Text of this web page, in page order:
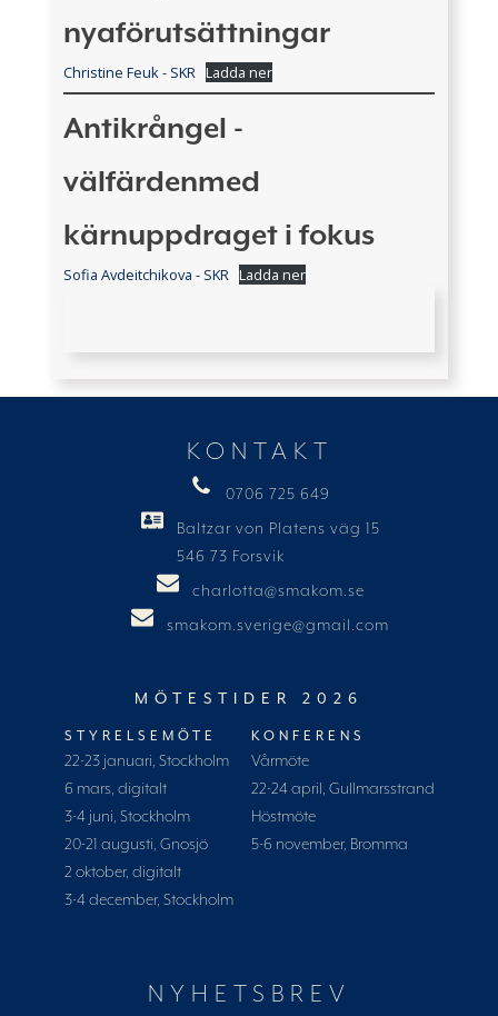
nyaförutsättningar
Christine Feuk - SKR Ladda ner
Antikrångel -
välfärdenmed
kärnuppdraget i fokus
Sofia Avdeitchikova - SKR Ladda ner
KONTAKT
0706 725 649
Baltzar von Platens väg 15
546 73 Forsvik
charlotta@smakom.se
smakom.sverige@gmail.com
MÖTESTIDER 2026
STYRELSEMÖTE
22-23 januari, Stockholm
6 mars, digitalt
3-4 juni, Stockholm
20-21 augusti, Gnosjö
2 oktober, digitalt
3-4 december, Stockholm
KONFERENS
Vårmöte
22-24 april, Gullmarsstrand
Höstmöte
5-6 november, Bromma
NYHETSBREV